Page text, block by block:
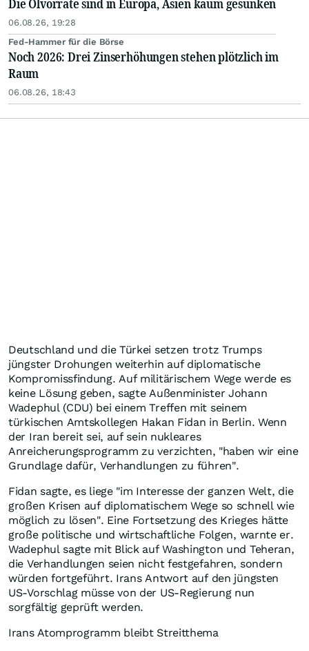
Die Ölvorräte sind in Europa, Asien kaum gesunken
06.08.26, 19:28
Fed-Hammer für die Börse
Noch 2026: Drei Zinserhöhungen stehen plötzlich im
Raum
06.08.26, 18:43
Deutschland und die Türkei setzen trotz Trumps
jüngster Drohungen weiterhin auf diplomatische
Kompromissfindung. Auf militärischem Wege werde es
keine Lösung geben, sagte Außenminister Johann
Wadephul (CDU) bei einem Treffen mit seinem
türkischen Amtskollegen Hakan Fidan in Berlin. Wenn
der Iran bereit sei, auf sein nukleares
Anreicherungsprogramm zu verzichten, "haben wir eine
Grundlage dafür, Verhandlungen zu führen".
Fidan sagte, es liege "im Interesse der ganzen Welt, die
großen Krisen auf diplomatischem Wege so schnell wie
möglich zu lösen". Eine Fortsetzung des Krieges hätte
große politische und wirtschaftliche Folgen, warnte er.
Wadephul sagte mit Blick auf Washington und Teheran,
die Verhandlungen seien nicht festgefahren, sondern
würden fortgeführt. Irans Antwort auf den jüngsten
US-Vorschlag müsse von der US-Regierung nun
sorgfältig geprüft werden.
Irans Atomprogramm bleibt Streitthema